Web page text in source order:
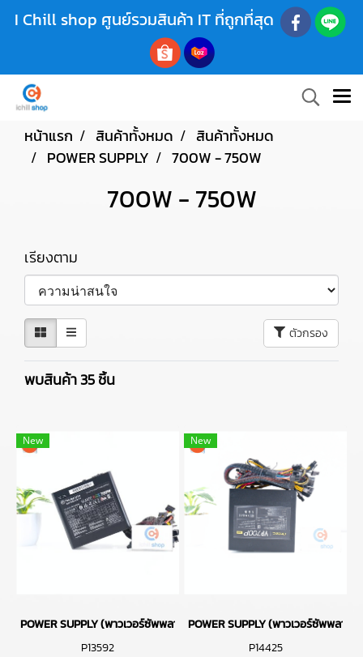
I Chill shop ศูนย์รวมสินค้า IT ที่ถูกที่สุด
หน้าแรก สินค้าทั้งหมด
สินค้าทั้งหมด
POWER SUPPLY
700W - 750W
700W - 750W
เรียงตาม
ตัวกรอง
พบสินค้า 35 ชิ้น
New
POWER SUPPLY (พาวเวอร์ซัพพลาย) THERMALTAKE SMART RGB
P13592
New
POWER SUPPLY (พาวเวอร์ซัพพลาย
P14425